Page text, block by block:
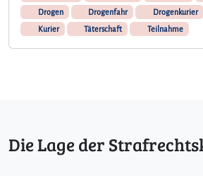
Drogen
Drogenfahr Drogenkurier
Kurier
Täterschaft Teilnahme
Die Lage der